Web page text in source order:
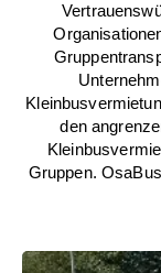
den
Gruppen.